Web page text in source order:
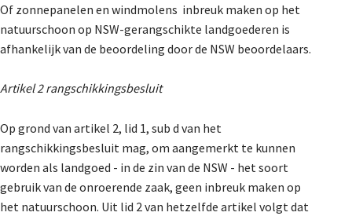
Of zonnepanelen en windmolens inbreuk maken op het
natuurschoon op NSW-gerangschikte landgoederen is
afhankelijk van de beoordeling door de NSW beoordelaars.
Artikel 2 rangschikkingsbesluit
Op grond van artikel 2, lid 1, sub d van het
rangschikkingsbesluit mag, om aangemerkt te kunnen
worden als landgoed - in de zin van de NSW - het soort
gebruik van de onroerende zaak, geen inbreuk maken op
het natuurschoon. Uit lid 2 van hetzelfde artikel volgt dat